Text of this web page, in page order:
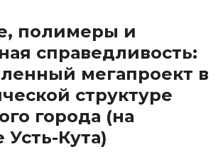
полимеры и
справедливость:
мегапроект в
структуре
города (на
Кута)